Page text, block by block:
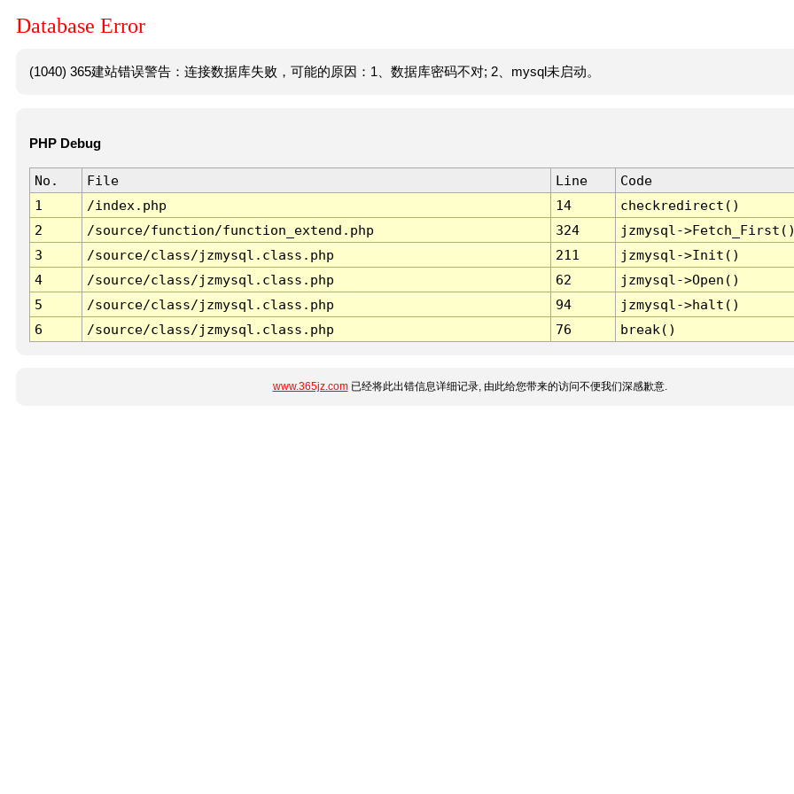
Database Error
(1040) 365建站错误警告：连接数据库失败，可能的原因：1、数据库密码不对; 2、mysql未启动。
PHP Debug
No. File Line
Code
1
/index.php 14
checkredirect()
2
/source/function/function_extend.php 324
jzmysql-
3
/source/class/jzmysql.class.php 211
jzmysql->Init()
4
/source/class/jzmysql.class.php 62
jzmysql->Open()
5
/source/class/jzmysql.class.php 94
jzmysql->halt()
6
/source/class/jzmysql.class.php 76 break()
www.365jz.com已经将此出错信息详细记录, 由此给您带来的访问不便我们深感歉意.